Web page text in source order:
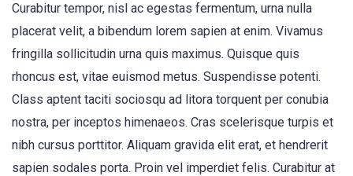
Curabitur tempor, nisl ac egestas fermentum, urna nulla
placerat velit, a bibendum lorem sapien at enim. Vivamus
fringilla sollicitudin urna quis maximus. Quisque quis
rhoncus est, vitae euismod metus. Suspendisse potenti.
Class aptent taciti sociosqu ad litora torquent per conubia
nostra, per inceptos himenaeos. Cras scelerisque turpis et
nibh cursus porttitor. Aliquam gravida elit erat, et hendrerit
sapien sodales porta. Proin vel imperdiet felis. Curabitur at